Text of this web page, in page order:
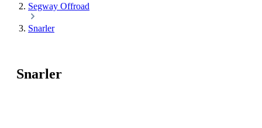
Segway Offroad
Snarler
Snarler